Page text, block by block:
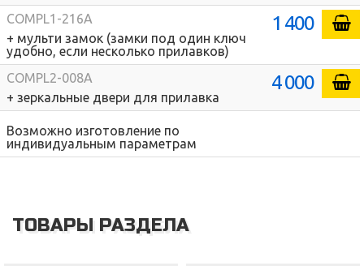
COMPL1-216A
+ мульти замок (замки под один ключ
удобно, если несколько прилавков)
1 400
COMPL2-008A
+ зеркальные двери для прилавка
4 000
Возможно изготовление по
индивидуальным параметрам
ТОВАРЫ РАЗДЕЛА